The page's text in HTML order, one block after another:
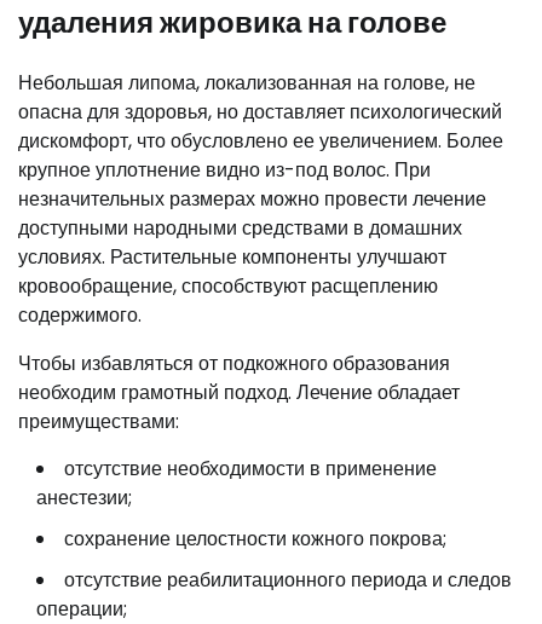
удаления жировика на голове
Небольшая липома, локализованная на голове, не
опасна для здоровья, но доставляет психологический
дискомфорт, что обусловлено ее увеличением. Более
крупное уплотнение видно из-под волос. При
незначительных размерах можно провести лечение
доступными народными средствами в домашних
условиях. Растительные компоненты улучшают
кровообращение, способствуют расщеплению
содержимого.
Чтобы избавляться от подкожного образования
необходим грамотный подход. Лечение обладает
преимуществами:
отсутствие необходимости в применение
анестезии;
сохранение целостности кожного покрова;
отсутствие реабилитационного периода и следов
операции;